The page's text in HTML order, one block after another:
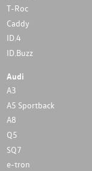
T-Roc
Caddy
ID.4
ID.Buzz
Audi
A3
A5 Sportback
A8
Q5
SQ7
e-tron